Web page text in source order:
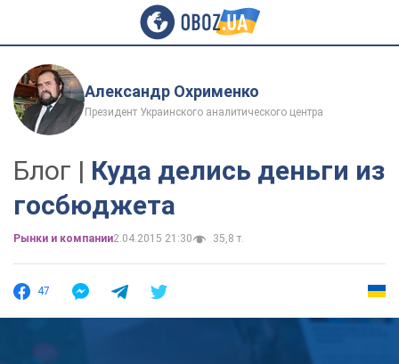
Александр Охрименко
Президент Украинского аналитического центра
Блог | Куда делись деньги из
госбюджета
Рынки и компании2.04.2015 21:30 35,8 т.
47